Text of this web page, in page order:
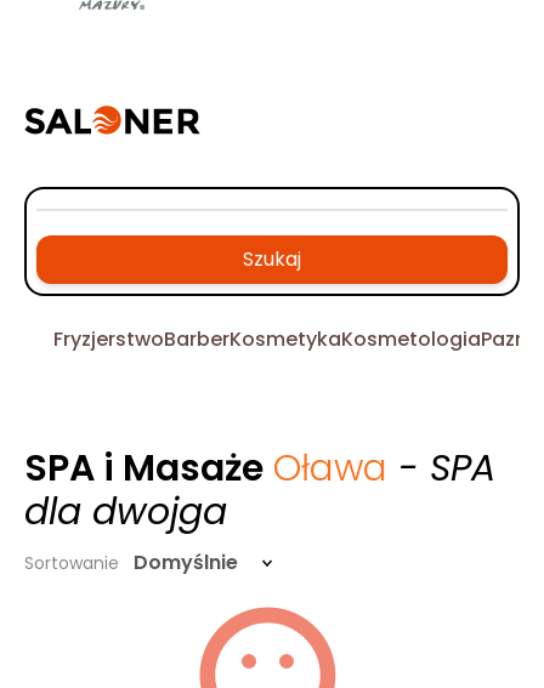
Szukaj
FryzjerstwoBarberKosmetykaKosmetologia
SPA i Masaże Oława - SPA
dla dwojga
Sortowanie Domyślnie